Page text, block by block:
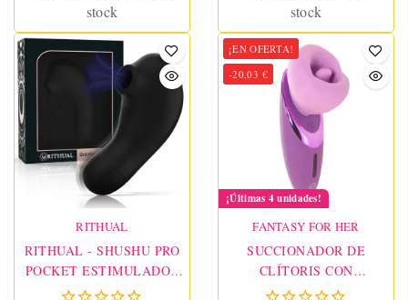
stock
stock
RITHUAL
RITHUAL - SHUSHU PRO
POCKET ESTIMULADOR
CLITORIS 2 POTENTES
¡EN OFERTA!
-20,03 €
¡Últimas 4 unidades!
FANTASY FOR HER
SUCCIONADOR DE
CLÍTORIS CON
VIBRACIÓN PLEASURE